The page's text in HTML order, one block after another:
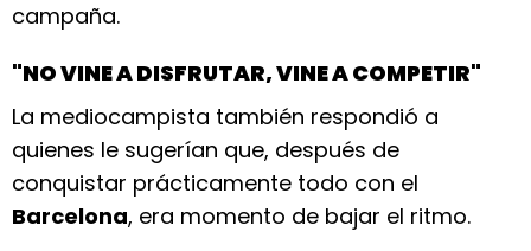
campaña.
"NO VINE A DISFRUTAR, VINE A COMPETIR"
La mediocampista también respondió a
quienes le sugerían que, después de
conquistar prácticamente todo con el
Barcelona, era momento de bajar el ritmo.